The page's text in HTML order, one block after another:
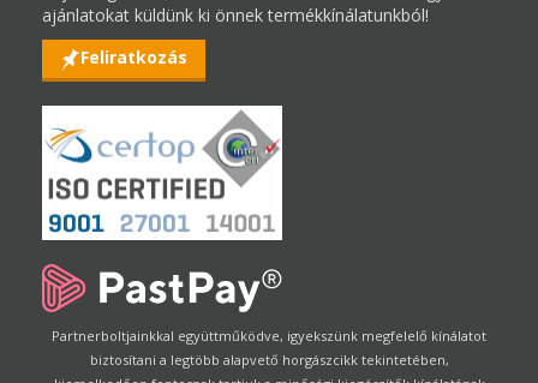
ajánlatokat küldünk ki önnek termékkínálatunkból!
Feliratkozás
Partnerboltjainkkal együttműködve, igyekszünk megfelelő kínálatot
biztosítani a legtöbb alapvető horgászcikk tekintetében,